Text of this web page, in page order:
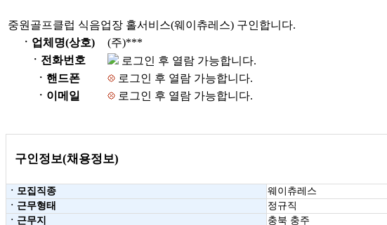
중원골프클럽 식음업장 홀서비스(웨이츄레스) 구인합니다.
ㆍ업체명(상호)
(주)***
ㆍ전화번호
로그인 후 열람 가능합니다.
ㆍ핸드폰
로그인 후 열람 가능합니다.
ㆍ이메일
로그인 후 열람 가능합니다.
구인정보(채용정보)
ㆍ모집직종
웨이츄레스
ㆍ근무형태
정규직
ㆍ근무지
충북 충주